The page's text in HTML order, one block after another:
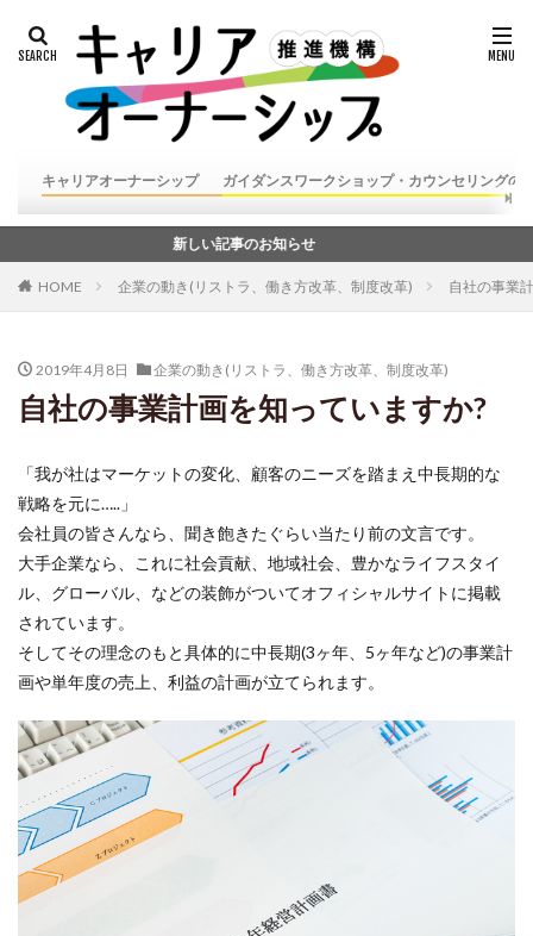
キャリアオーナーシップ ガイダンスワークショップ・カウンセリングの
新しい記事のお知らせ
HOME 企業の動き(リストラ、働き方改革、制度改革) 自社の事業
2019年4月8日 企業の動き(リストラ、働き方改革、制度改革)
自社の事業計画を知っていますか?
「我が社はマーケットの変化、顧客のニーズを踏まえ中長期的な
戦略を元に…..」
会社員の皆さんなら、聞き飽きたぐらい当たり前の文言です。
大手企業なら、これに社会貢献、地域社会、豊かなライフスタイ
ル、グローバル、などの装飾がついてオフィシャルサイトに掲載
されています。
そしてその理念のもと具体的に中長期(3ヶ年、5ヶ年など)の事業計
画や単年度の売上、利益の計画が立てられます。